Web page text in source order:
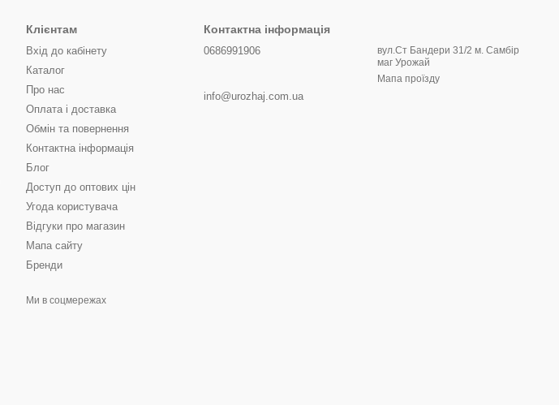
Клієнтам
Вхід до кабінету
Каталог
Про нас
Оплата і доставка
Обмін та повернення
Контактна інформація
Блог
Доступ до оптових цін
Угода користувача
Відгуки про магазин
Мапа сайту
Бренди
Ми в соцмережах
Контактна інформація
0686991906
info@urozhaj.com.ua
вул.Ст Бандери 31/2 м. Самбір
маг Урожай
Мапа проїзду